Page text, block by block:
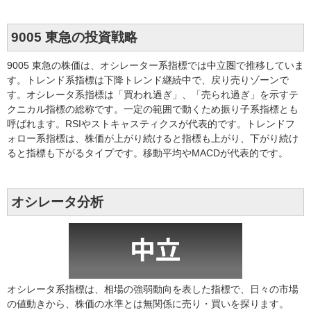
9005 東急の投資戦略
9005 東急の株価は、オシレーター系指標では中立圏で推移していま
す。トレンド系指標は下降トレンド継続中で、戻り売りゾーンで
す。オシレータ系指標は「買われ過ぎ」、「売られ過ぎ」を示すテ
クニカル指標の総称です。一定の範囲で動くため振り子系指標とも
呼ばれます。RSIやストキャスティクスが代表的です。トレンドフ
ォロー系指標は、株価が上がり続けると指標も上がり、下がり続け
ると指標も下がるタイプです。移動平均やMACDが代表的です。
オシレータ分析
オシレータ系指標は、相場の強弱動向を表した指標で、日々の市場
の値動きから、株価の水準とは無関係に売り・買いを探ります。